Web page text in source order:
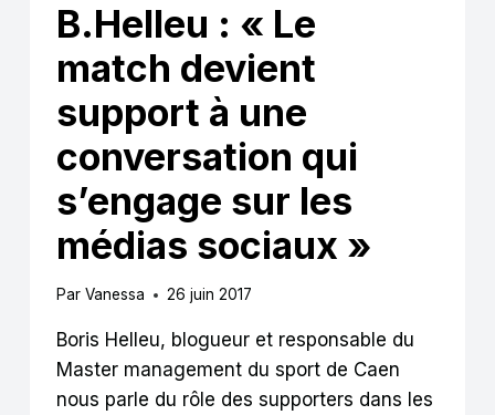
B.Helleu : « Le
match devient
support à une
conversation qui
s’engage sur les
médias sociaux »
Par Vanessa 26 juin 2017
Boris Helleu, blogueur et responsable du
Master management du sport de Caen
nous parle du rôle des supporters dans les